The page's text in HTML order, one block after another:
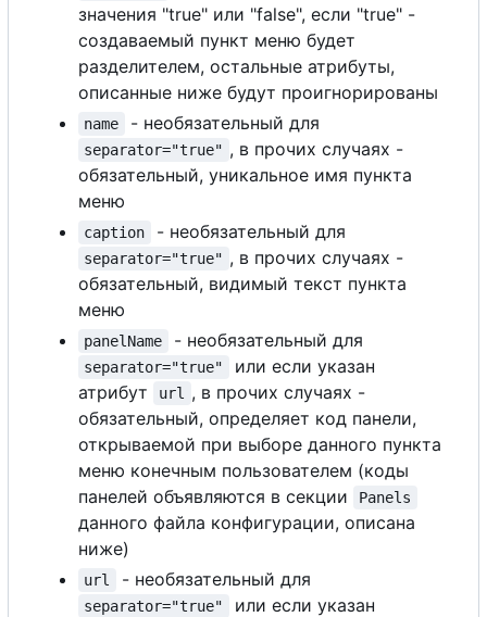
значения "true" или "false", если "true" -
создаваемый пункт меню будет
разделителем, остальные атрибуты,
описанные ниже будут проигнорированы
name - необязательный для
separator="true" , в прочих случаях -
обязательный, уникальное имя пункта
меню
caption - необязательный для
separator="true" , в прочих случаях -
обязательный, видимый текст пункта
меню
panelName - необязательный для
separator="true"
или если указан
атрибут
url
, в прочих случаях -
обязательный, определяет код панели,
открываемой при выборе данного пункта
меню конечным пользователем (коды
панелей объявляются в секции
Panels
данного файла конфигурации, описана
ниже)
url - необязательный для
separator="true"
или если указан